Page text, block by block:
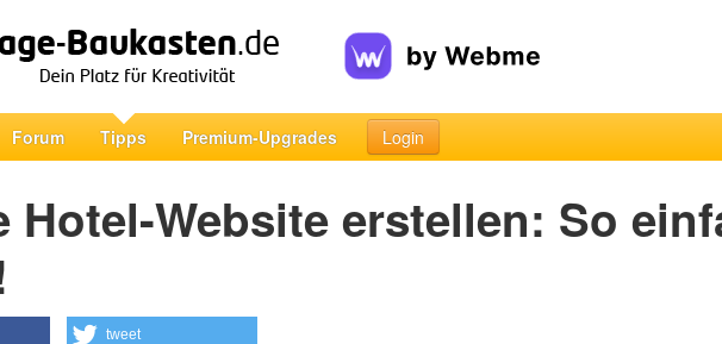
Forum Tipps Premium-Upgrades Login
Hotel-Website erstellen: So
tweet